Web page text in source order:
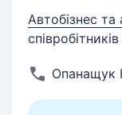
Автобізнес та
співробітників
Опанащук